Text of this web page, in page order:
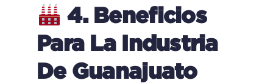
4. Beneficios
Para La Industria
De Guanajuato